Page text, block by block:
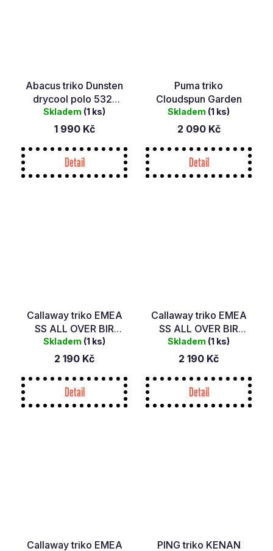
Abacus triko Dunsten
drycool polo 532-
heaven
Skladem (1 ks)
1 990 Kč
Detail
Puma triko
Cloudspun Garden
Skladem (1 ks)
2 090 Kč
Detail
Callaway triko EMEA
SS ALL OVER BIR
(ARCTIC PARADISE)
Skladem (1 ks)
2 190 Kč
Detail
Callaway triko EMEA
SS ALL OVER BIR
(BRIGHT WHITE)
Skladem (1 ks)
2 190 Kč
Detail
Callaway triko EMEA
PING triko KENAN